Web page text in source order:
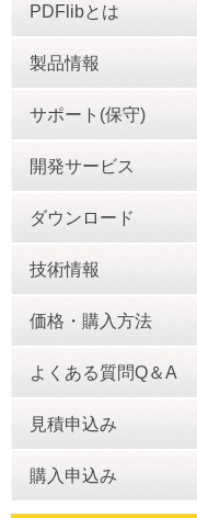
PDFlibとは
製品情報
サポート(保守)
開発サービス
ダウンロード
技術情報
価格・購入方法
よくある質問Q＆A
見積申込み
購入申込み